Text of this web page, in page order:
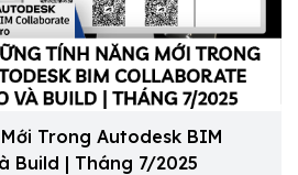
Trong Autodesk BIM
Build | Tháng 7/2025